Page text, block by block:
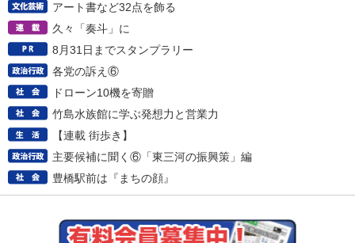
アート書など32点を飾る
久々「奏斗」に
8月31日までスタンプラリー
各党の訴え⑥
ドローン10機を寄贈
竹島水族館に学ぶ発想力と営業力
【連載 街歩き】
主要候補に聞く⑥「東三河の振興策」編
豊橋駅前は『まちの顔』